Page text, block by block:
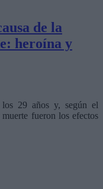
de la
heroína y
29 años y, según el
fueron los efectos